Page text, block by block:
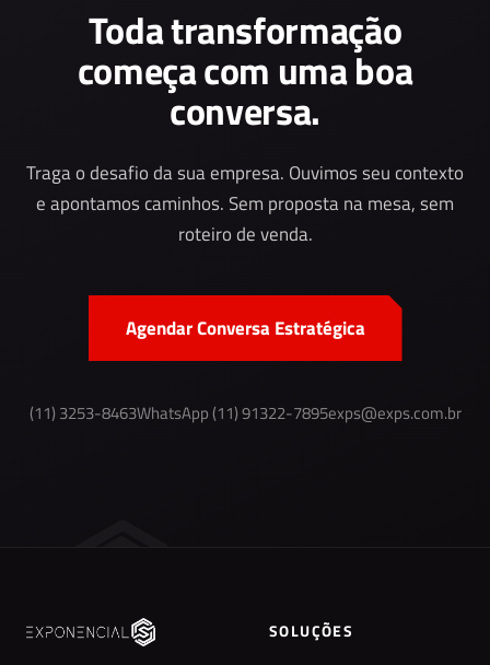
Toda transformação
começa com uma boa
conversa.
Traga o desafio da sua empresa. Ouvimos seu contexto
e apontamos caminhos. Sem proposta na mesa, sem
roteiro de venda.
Agendar Conversa Estratégica
(11) 3253-8463WhatsApp (11) 91322-7895exps@exps.com.br
SOLUÇÕES